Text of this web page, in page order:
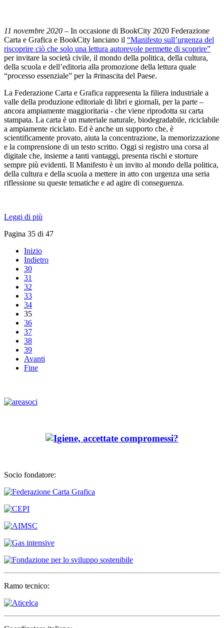
11 novembre 2020 – In occasione di BookCity 2020 Federazione
Carta e Grafica e BookCity lanciano il “Manifesto sull’urgenza del
riscoprire ciò che solo una lettura autorevole permette di scoprire”
per invitare la società civile, il mondo della politica, della cultura,
della scuola e dell’editoria alla promozione della lettura quale
“processo essenziale” per la #rinascita del Paese.
La Federazione Carta e Grafica rappresenta la filiera industriale a
valle della produzione editoriale di libri e giornali, per la parte –
ancora ampiamente maggioritaria - che viene riprodotta su carta
stampata. La carta è un materiale naturale, biodegradabile, riciclabile
a ampiamente riciclato. Ed è anche un supporto che, è
scientificamente provato, aiuta la concentrazione, la memorizzazione
e la comprensione di un testo scritto. Oggi si registro una corsa al
digitale che, insieme a tanti vantaggi, presenta rischi e storture
sempre più evidenti. Il Manifesto è un invito al mondo della politica,
della cultura e della scuola a mettere in atto con urgenza una seria
riflessione su queste tematiche e ad agire di conseguenza.
Leggi di più
Pagina 35 di 47
Inizio
Indietro
30
31
32
33
34
35
36
37
38
39
Avanti
Fine
Socio fondatore:
Ramo tecnico: